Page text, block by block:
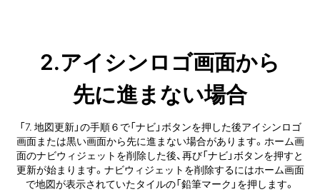
2.アイシンロゴ画面から
先に進まない場合
「7. 地図更新」の手順６で「ナビ」ボタンを押した後アイシンロゴ
画面または黒い画面から先に進まない場合があります。ホーム画
面のナビウィジェットを削除した後、再び「ナビ」ボタンを押すと
更新が始まります。ナビウィジェットを削除するにはホーム画面
で地図が表示されていたタイルの「鉛筆マーク」を押します。